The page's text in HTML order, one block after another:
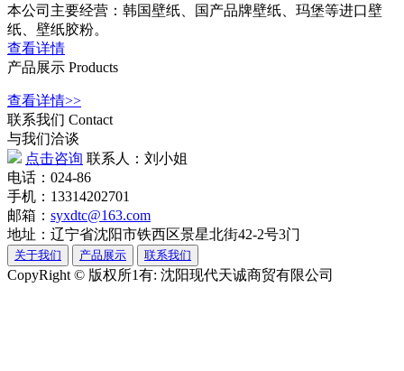
本公司主要经营：韩国壁纸、国产品牌壁纸、玛堡等进口壁
纸、壁纸胶粉。
查看详情
产品展示 Products
查看详情>>
联系我们 Contact
与我们洽谈
点击咨询 联系人：刘小姐
电话：024-86
手机：13314202701
邮箱： syxdtc@163.com
地址：辽宁省沈阳市铁西区景星北街42-2号3门
关于我们 产品展示 联系我们
CopyRight © 版权所1有: 沈阳现代天诚商贸有限公司